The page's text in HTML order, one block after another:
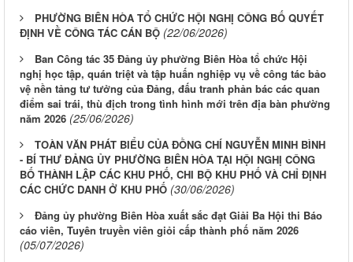
PHƯỜNG BIÊN HÒA TỔ CHỨC HỘI NGHỊ CÔNG BỐ QUYẾT
ĐỊNH VỀ CÔNG TÁC CÁN BỘ (22/06/2026)
Ban Công tác 35 Đảng ủy phường Biên Hòa tổ chức Hội
nghị học tập, quán triệt và tập huấn nghiệp vụ về công tác bảo
vệ nền tảng tư tưởng của Đảng, đấu tranh phản bác các quan
điểm sai trái, thù địch trong tình hình mới trên địa bàn phường
năm 2026 (25/06/2026)
TOÀN VĂN PHÁT BIỂU CỦA ĐỒNG CHÍ NGUYỄN MINH BÌNH
- BÍ THƯ ĐẢNG ỦY PHƯỜNG BIÊN HÒA TẠI HỘI NGHỊ CÔNG
BỐ THÀNH LẬP CÁC KHU PHỐ, CHI BỘ KHU PHỐ VÀ CHỈ ĐỊNH
CÁC CHỨC DANH Ở KHU PHỐ (30/06/2026)
Đảng ủy phường Biên Hòa xuất sắc đạt Giải Ba Hội thi Báo
cáo viên, Tuyên truyền viên giỏi cấp thành phố năm 2026
(05/07/2026)